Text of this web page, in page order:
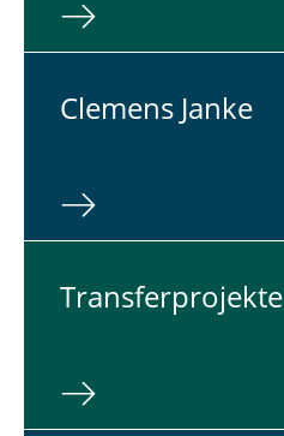
Clemens Janke
Trans­fer­pro­jek­te